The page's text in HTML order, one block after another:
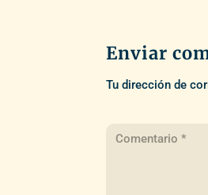
Enviar
Tu dirección de